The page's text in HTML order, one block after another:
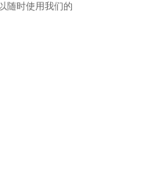
随时使用我们的